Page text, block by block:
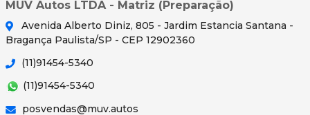
MUV Autos LTDA - Matriz (Preparação)
Avenida Alberto Diniz, 805 - Jardim Estancia Santana -
Bragança Paulista/SP - CEP 12902360
(11)91454-5340
(11)91454-5340
posvendas@muv.autos